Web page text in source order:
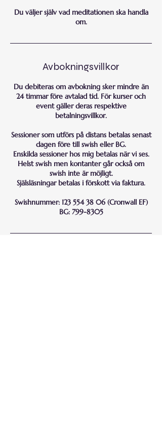
Du väljer själv vad meditationen ska handla
om.
Avbokningsvillkor
Du debiteras om avbokning sker mindre än
24 timmar före avtalad tid. För kurser och
event gäller deras respektive
betalningsvillkor.
Sessioner som utförs på distans betalas senast
dagen före till swish eller BG.
Enskilda sessioner hos mig betalas när vi ses.
Helst swish men kontanter går också om
swish inte är möjligt.
Själsläsningar betalas i förskott via faktura.
Swishnummer: 123 554 38 06 (Cronwall EF)
BG: 799-8305